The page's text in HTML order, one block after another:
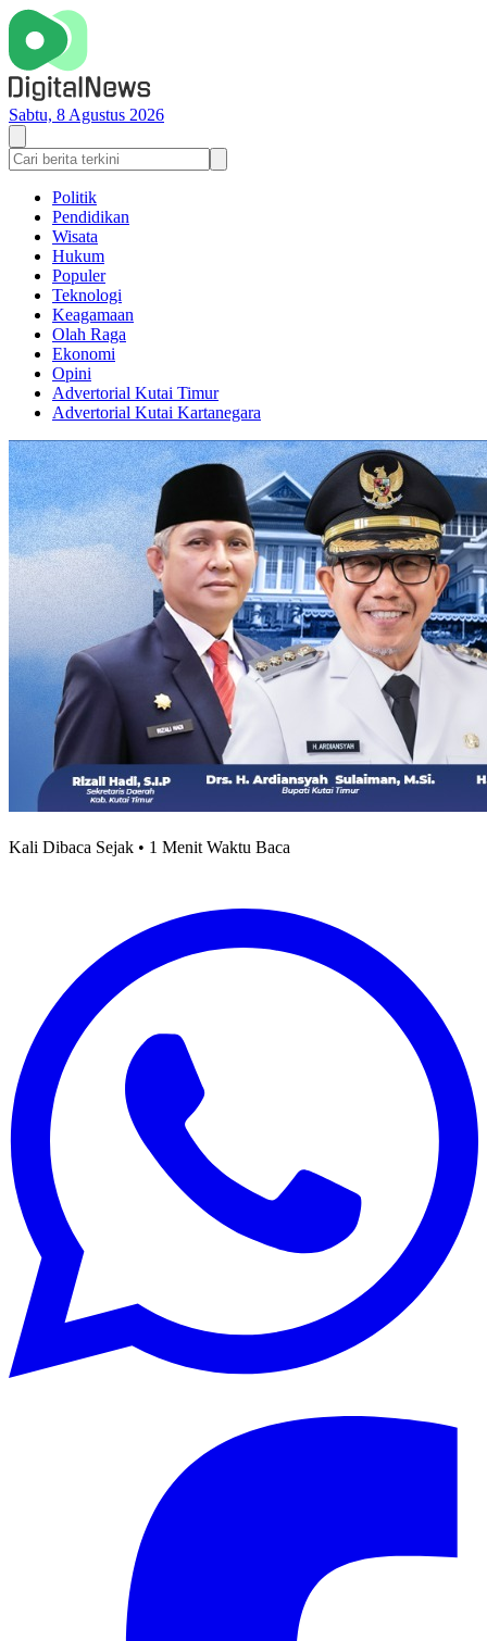
Sabtu, 8 Agustus 2026
Politik
Pendidikan
Wisata
Hukum
Populer
Teknologi
Keagamaan
Olah Raga
Ekonomi
Opini
Advertorial Kutai Timur
Advertorial Kutai Kartanegara
Kali Dibaca Sejak • 1 Menit Waktu Baca